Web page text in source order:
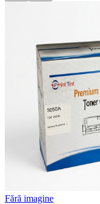
Fără imagine